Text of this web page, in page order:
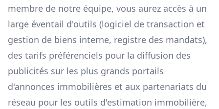
membre de notre équipe, vous aurez accès à un
large éventail d'outils (logiciel de transaction et
gestion de biens interne, registre des mandats),
des tarifs préférenciels pour la diffusion des
publicités sur les plus grands portails
d'annonces immobilières et aux partenariats du
réseau pour les outils d'estimation immobilière,